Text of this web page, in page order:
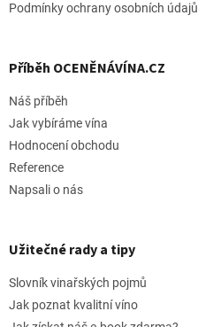
Podmínky ochrany osobních údajů
Příběh OCENĚNÁVÍNA.CZ
Náš příběh
Jak vybíráme vína
Hodnocení obchodu
Reference
Napsali o nás
Užitečné rady a tipy
Slovník vinařských pojmů
Jak poznat kvalitní víno